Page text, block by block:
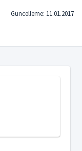
Güncelleme: 11.01.2017